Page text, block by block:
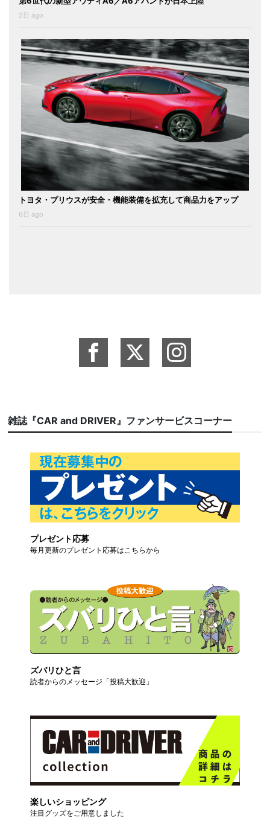
2日 ago
トヨタ・プリウスが安全・機能装備を拡充して商品力をアップ
6日 ago
雑誌『CAR and DRIVER』ファンサービスコーナー
プレゼント応募
毎月更新のプレゼント応募はこちらから
ズバリひと言
読者からのメッセージ「投稿大歓迎」
楽しいショッピング
注目グッズをご用意しました